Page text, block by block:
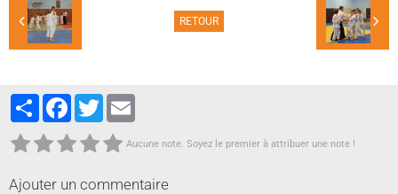
RETOUR
PartagerFacebook
Twitter
Aucune note. Soyez le premier à attribuer une note !
Ajouter un commentaire